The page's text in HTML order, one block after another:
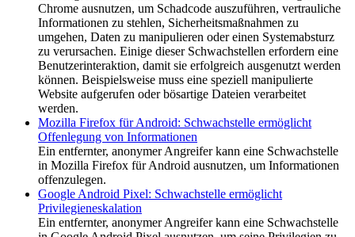
Chrome ausnutzen, um Schadcode auszuführen, vertrauliche
Informationen zu stehlen, Sicherheitsmaßnahmen zu
umgehen, Daten zu manipulieren oder einen Systemabsturz
zu verursachen. Einige dieser Schwachstellen erfordern eine
Benutzerinteraktion, damit sie erfolgreich ausgenutzt werden
können. Beispielsweise muss eine speziell manipulierte
Website aufgerufen oder bösartige Dateien verarbeitet
werden.
Mozilla Firefox für Android: Schwachstelle ermöglicht
Offenlegung von Informationen
Ein entfernter, anonymer Angreifer kann eine Schwachstelle
in Mozilla Firefox für Android ausnutzen, um Informationen
offenzulegen.
Google Android Pixel: Schwachstelle ermöglicht
Privilegieneskalation
Ein entfernter, anonymer Angreifer kann eine Schwachstelle